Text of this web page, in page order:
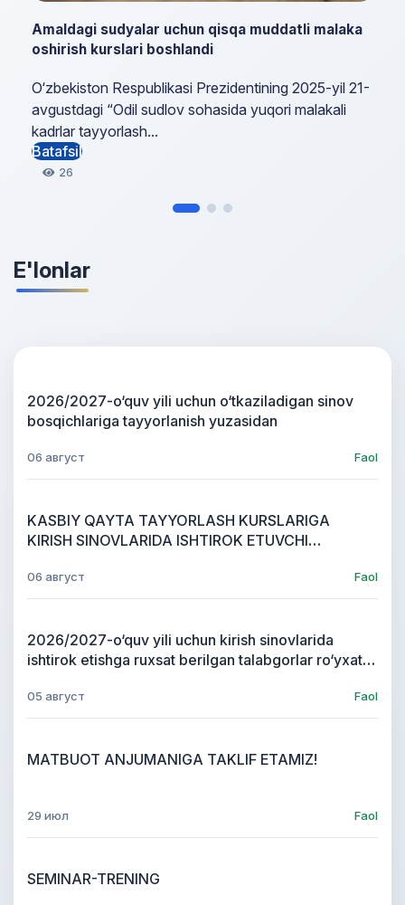
Amaldagi sudyalar uchun qisqa muddatli malaka
oshirish kurslari boshlandi
O‘zbekiston Respublikasi Prezidentining 2025-yil 21-
avgustdagi “Odil sudlov sohasida yuqori malakali
kadrlar tayyorlash...
Batafsil
26
E'lonlar
2026/2027-o‘quv yili uchun o‘tkaziladigan sinov
bosqichlariga tayyorlanish yuzasidan
06 август Faol
KASBIY QAYTA TAYYORLASH KURSLARIGA
KIRISH SINOVLARIDA ISHTIROK ETUVCHI
06 август Faol
2026/2027-o‘quv yili uchun kirish sinovlarida
ishtirok etishga ruxsat berilgan talabgorlar ro‘yxati
05 август Faol
MATBUOT ANJUMANIGA TAKLIF ETAMIZ!
29 июл Faol
SEMINAR-TRENING